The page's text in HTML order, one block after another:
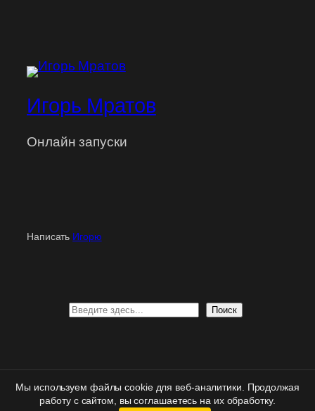
Мы используем файлы cookie для веб-аналитики. Продолжая
работу с сайтом, вы соглашаетесь на их обработку.
Игорь Мратов
Онлайн запуски
Написать Игорю
Поиск Поиск
Персональная поддержка | Вход для клиентов
Политика конфиденциальности
Правовая информация